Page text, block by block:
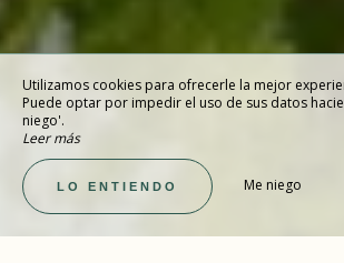
Utilizamos cookies para ofrecerle la mejor
Puede optar por impedir el uso de sus datos
niego'.
Leer más
LO ENTIENDO Me niego